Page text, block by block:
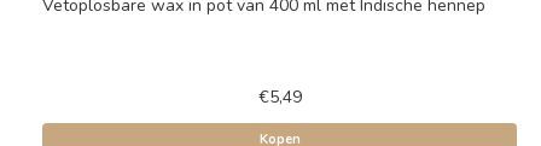
Vetoplosbare wax in pot van 400 ml met Indische hennep
€5,49
Kopen